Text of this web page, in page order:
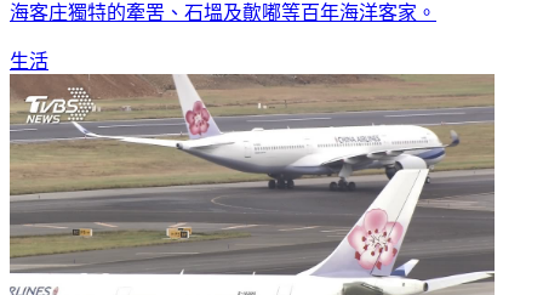
海客庄獨特的牽罟、石塭及歕嘟等百年海洋客家。
生活